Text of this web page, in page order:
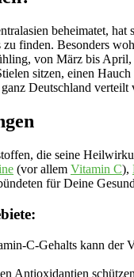
beheimatet,
finden. Besonders
von März bis
sitzen, einen
Deutschland verteilt
die seine
(vor allem Vitamin C),
für Deine
C-Gehalts kann der
Antioxidantien